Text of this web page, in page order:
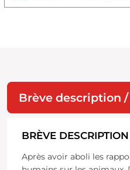
Brève description
BRÈVE
Après avoir aboli les